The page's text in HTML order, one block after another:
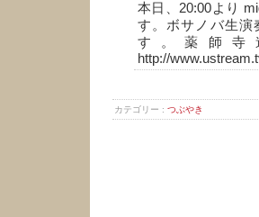
本日、20:00より
す。ボサノバ生演
す。薬師寺
http://
カテゴリー : つぶやき